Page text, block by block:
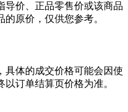
导价、正品零售价或该商品
原价，仅供您参考。
具体的成交价格可能会因使
订单结算页价格为准。